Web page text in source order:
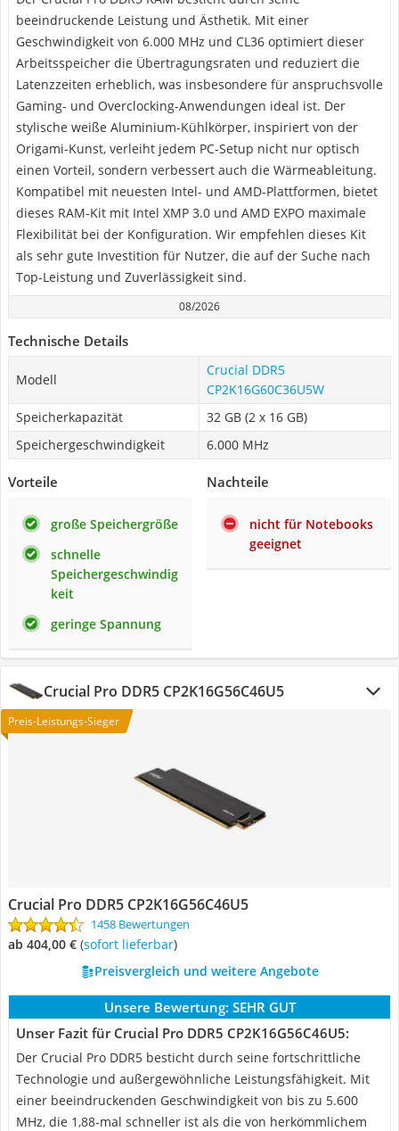
beeindruckende Leistung und Ästhetik. Mit einer
Geschwindigkeit von 6.000 MHz und CL36 optimiert dieser
Arbeitsspeicher die Übertragungsraten und reduziert die
Latenzzeiten erheblich, was insbesondere für anspruchsvolle
Gaming- und Overclocking-Anwendungen ideal ist. Der
stylische weiße Aluminium-Kühlkörper, inspiriert von der
Origami-Kunst, verleiht jedem PC-Setup nicht nur optisch
einen Vorteil, sondern verbessert auch die Wärmeableitung.
Kompatibel mit neuesten Intel- und AMD-Plattformen, bietet
dieses RAM-Kit mit Intel XMP 3.0 und AMD EXPO maximale
Flexibilität bei der Konfiguration. Wir empfehlen dieses Kit
als sehr gute Investition für Nutzer, die auf der Suche nach
Top-Leistung und Zuverlässigkeit sind.
08/2026
Technische Details
Modell
Crucial DDR5
CP2K16G60C36U5W
Speicherkapazität
32 GB (2 x 16 GB)
Speichergeschwindigkeit
6.000 MHz
Vorteile
große Speichergröße
schnelle
Speichergeschwindig
keit
geringe Spannung
Nachteile
nicht für Notebooks
geeignet
Crucial Pro DDR5 CP2K16G56C46U5
Preis-Leistungs-Sieger
Crucial Pro DDR5 CP2K16G56C46U5
1458 Bewertungen
ab 404,00 € ( Sofort lieferbar)
Preisvergleich und weitere Angebote
Unsere Bewertung: SEHR GUT
Unser Fazit für Crucial Pro DDR5 CP2K16G56C46U5:
Der Crucial Pro DDR5 besticht durch seine fortschrittliche
Technologie und außergewöhnliche Leistungsfähigkeit. Mit
einer beeindruckenden Geschwindigkeit von bis zu 5.600
MHz, die 1,88-mal schneller ist als die von herkömmlichem